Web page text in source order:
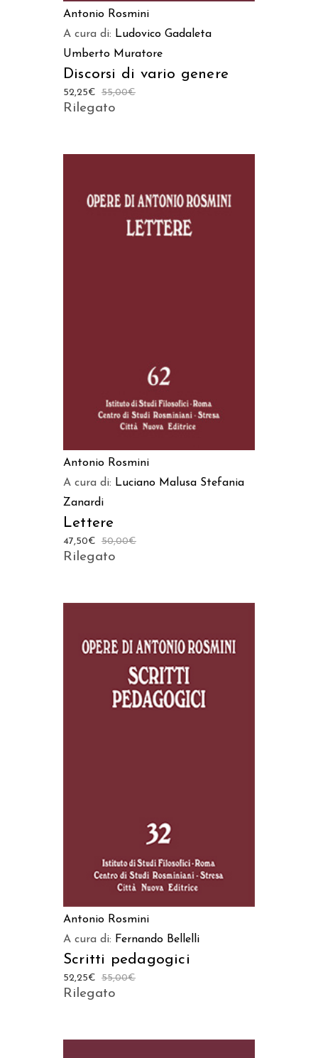
Antonio Rosmini
A cura di: Ludovico Gadaleta
Umberto Muratore
Discorsi di vario genere
55,00€
52,25€
Rilegato
Antonio Rosmini
A cura di: Luciano Malusa Stefania
Zanardi
Lettere
50,00€
47,50€
Rilegato
Antonio Rosmini
A cura di: Fernando Bellelli
Scritti pedagogici
55,00€
52,25€
Rilegato